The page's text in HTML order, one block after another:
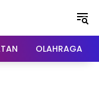
OLAHRAGA